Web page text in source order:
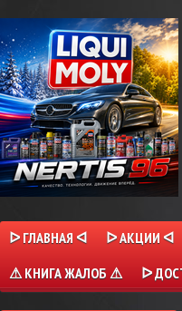
ᐅ ГЛАВНАЯ ᐊ ᐅ АКЦИИ ᐊ
⚠ КНИГА ЖАЛОБ ⚠
ᐅ